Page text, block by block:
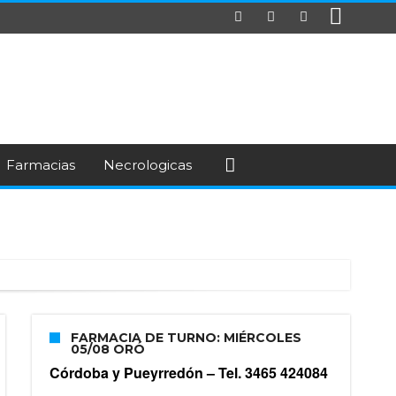
Farmacias Necrologicas
FARMACIA DE TURNO: MIÉRCOLES
05/08 ORÓ
Córdoba y Pueyrredón –Tel. 3465 424084